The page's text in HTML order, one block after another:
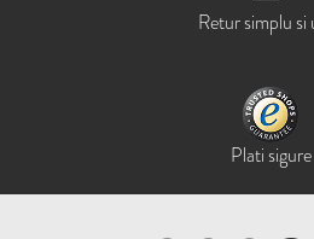
Retur simplu si
Plati sigure